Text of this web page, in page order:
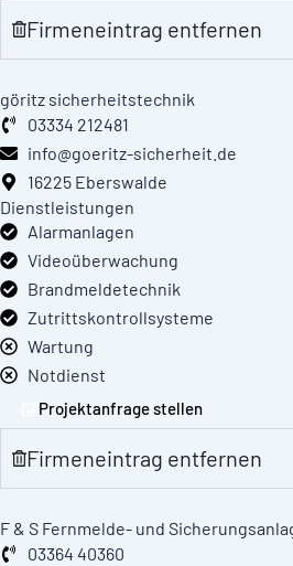
Firmeneintrag entfernen
göritz sicherheitstechnik
03334 212481
info@goeritz-sicherheit.de
16225 Eberswalde
Dienstleistungen
Alarmanlagen
Videoüberwachung
Brandmeldetechnik
Zutrittskontrollsysteme
Wartung
Notdienst
Projektanfrage stellen
Firmeneintrag entfernen
F & S Fernmelde- und
03364 40360